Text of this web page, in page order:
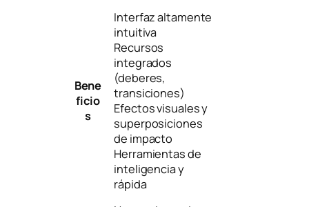
Bene
ficio
s
Interfaz altamente
intuitiva
Recursos
integrados
(deberes,
transiciones)
Efectos visuales y
superposiciones
de impacto
Herramientas de
inteligencia y
rápida